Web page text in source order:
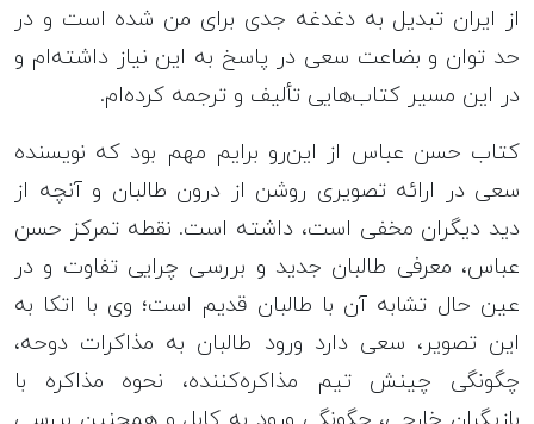
از ایران تبدیل به دغدغه جدی برای من شده است و در
حد توان و بضاعت سعی در پاسخ به این نیاز داشته‌ام و
در این مسیر کتاب‌هایی تألیف و ترجمه کرده‌ام.
کتاب حسن عباس از این‌رو برایم مهم بود که نویسنده
سعی در ارائه تصویری روشن از درون طالبان و آنچه از
دید دیگران مخفی است، داشته است. نقطه تمرکز حسن
عباس، معرفی طالبان جدید و بررسی چرایی تفاوت و در
عین‌ حال تشابه آن با طالبان قدیم است؛ وی با اتکا به
این تصویر، سعی دارد ورود طالبان به مذاکرات دوحه،
چگونگی چینش تیم مذاکره‌کننده، نحوه مذاکره با